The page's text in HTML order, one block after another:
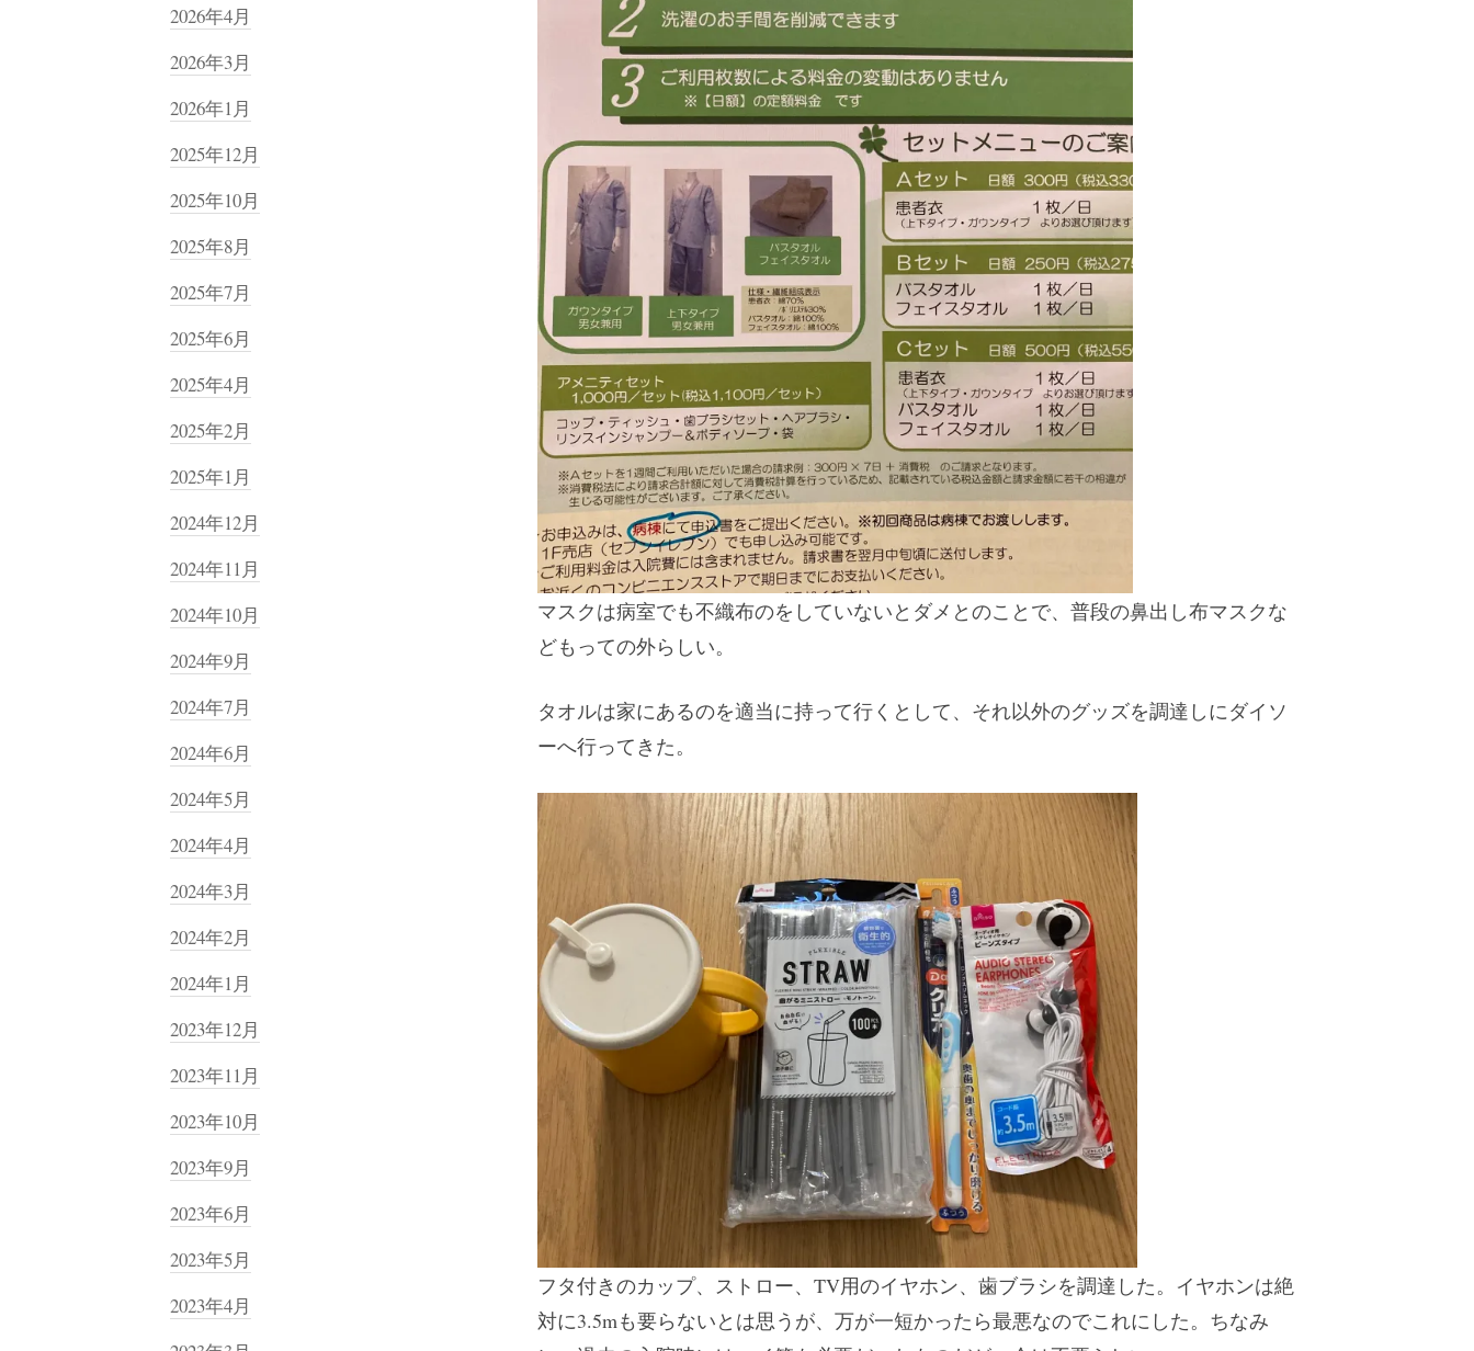
マスクは病室でも不織布のをしていないとダメとのことで、普段の鼻出し布マスクな
どもっての外らしい。
タオルは家にあるのを適当に持って行くとして、それ以外のグッズを調達しにダイソ
ーへ行ってきた。
フタ付きのカップ、ストロー、TV用のイヤホン、歯ブラシを調達した。イヤホンは絶
対に3.5mも要らないとは思うが、万が一短かったら最悪なのでこれにした。ちなみ
2026年4月
2026年3月
2026年1月
2025年12月
2025年10月
2025年8月
2025年7月
2025年6月
2025年4月
2025年2月
2025年1月
2024年12月
2024年11月
2024年10月
2024年9月
2024年7月
2024年6月
2024年5月
2024年4月
2024年3月
2024年2月
2024年1月
2023年12月
2023年11月
2023年10月
2023年9月
2023年6月
2023年5月
2023年4月